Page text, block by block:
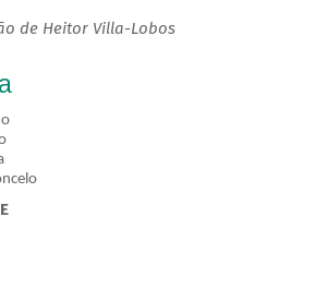
de Heitor Villa-Lobos